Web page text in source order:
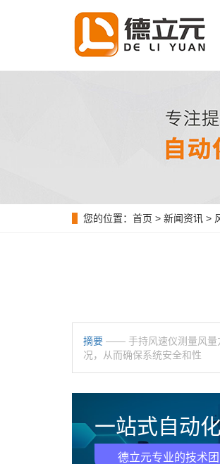
您的位置： 首页 > 新闻资讯 >
摘要 —— 手持风速仪测量风量
况，从而确保系统安全和性
一站式自动
德立元专业的技术